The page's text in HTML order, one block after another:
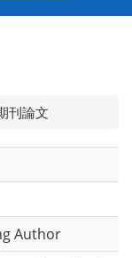
刊論文
Author